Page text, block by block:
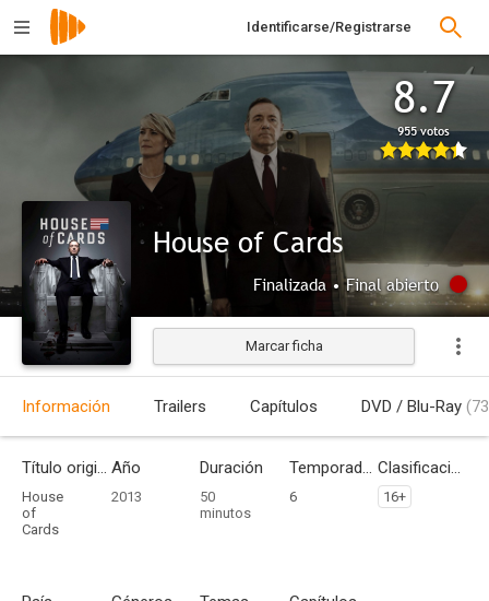
Identificarse/Registrarse
8.7
955 votos
House of Cards
Finalizada • Final abierto
Marcar ficha
Información Trailers Capítulos DVD / Blu-Ray
Título original
House
of
Cards
Año
2013
Duración
50
minutos
Temporadas
6
Clasificación por edades
16+